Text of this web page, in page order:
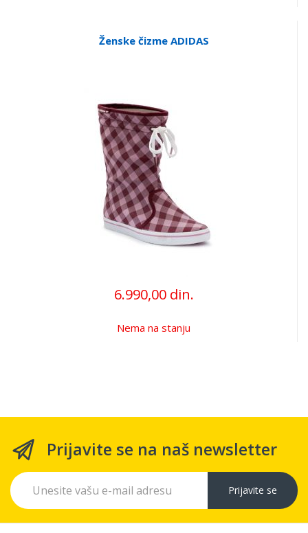
Ženske čizme ADIDAS
6.990,00 din.
Nema na stanju
Prijavite se na naš newsletter
Prijavite se